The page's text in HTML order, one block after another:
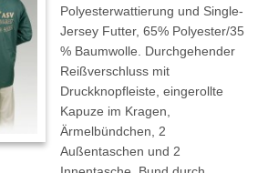
Polyesterwattierung und Single-
Jersey Futter, 65% Polyester/35
% Baumwolle. Durchgehender
Reißverschluss mit
Druckknopfleiste, eingerollte
Kapuze im Kragen,
Ärmelbündchen, 2
Außentaschen und 2